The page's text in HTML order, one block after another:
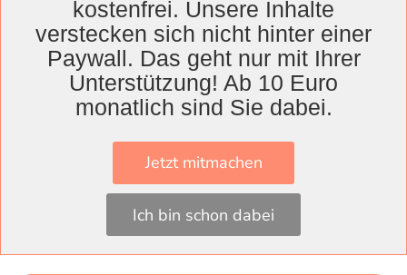
»ungetrübten« Stimmungen. Und genau hier
beginnt die Geschichte. Eine Geschichte voller
intensiver Empfindungen, Gefühlskarusselle
und dem Weg zu einem gemeinsamen
Miteinander. Und was hat ein sprechender
Baum mit all dem zu tun?
27. Juni 2025, 20.30 Uhr | 28. Juni 2025, 18
Uhr | 29. Juni 2025, 19.15 Uhr
kostenfrei. Unsere Inhalte
verstecken sich nicht hinter einer
Paywall. Das geht nur mit Ihrer
Unterstützung! Ab 10 Euro
monatlich sind Sie dabei.
Jetzt mitmachen
Ich bin schon dabei